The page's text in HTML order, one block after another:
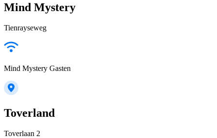
Mind Mystery
Tienrayseweg
Mind Mystery Gasten
Toverland
Toverlaan 2